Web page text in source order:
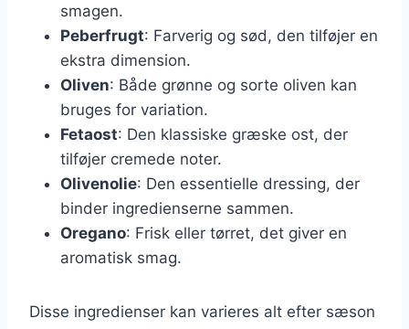
smagen.
Peberfrugt: Farverig og sød, den tilføjer en
ekstra dimension.
Oliven: Både grønne og sorte oliven kan
bruges for variation.
Fetaost: Den klassiske græske ost, der
tilføjer cremede noter.
Olivenolie: Den essentielle dressing, der
binder ingredienserne sammen.
Oregano: Frisk eller tørret, det giver en
aromatisk smag.
Disse ingredienser kan varieres alt efter sæson